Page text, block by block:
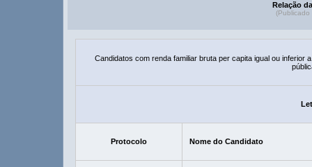
Relação
(Publicado
Candidatos com renda familiar bruta per capita igual ou inferior
Protocolo Nome do Candidato